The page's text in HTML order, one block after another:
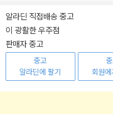
알라딘 직접배송 중고
이 광활한 우주점
판매자 중고
중고
알라딘에 팔기
회원에